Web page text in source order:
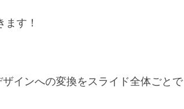
す！
インへの変換をスライド全体ごとで